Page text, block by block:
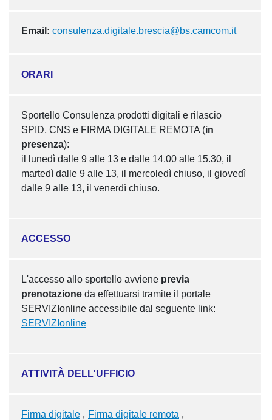
Email: consulenza.digitale.brescia@bs.camcom.it
ORARI
Sportello Consulenza prodotti digitali e rilascio
SPID, CNS e FIRMA DIGITALE REMOTA (in
presenza):
il lunedì dalle 9 alle 13 e dalle 14.00 alle 15.30, il
martedì dalle 9 alle 13, il mercoledì chiuso, il giovedì
dalle 9 alle 13, il venerdì chiuso.
ACCESSO
L'accesso allo sportello avviene previa
prenotazione da effettuarsi tramite il portale
SERVIZIonline accessibile dal seguente link:
SERVIZIonline
ATTIVITÀ DELL'UFFICIO
Firma digitale
Firma digitale remota